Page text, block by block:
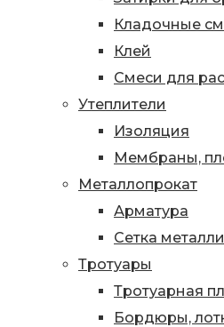
Кладочные
Клей
Смеси для
Утеплители
Изоляция
Мембраны,
Металлопрокат
Арматура
Сетка
Тротуары
Тротуарная
Бордюры,